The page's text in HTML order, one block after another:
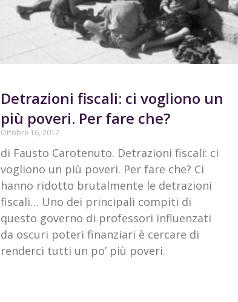
Detrazioni fiscali: ci vogliono un
più poveri. Per fare che?
Ottobre 16, 2012
di Fausto Carotenuto. Detrazioni fiscali: ci
vogliono un più poveri. Per fare che? Ci
hanno ridotto brutalmente le detrazioni
fiscali… Uno dei principali compiti di
questo governo di professori influenzati
da oscuri poteri finanziari è cercare di
renderci tutti un po’ più poveri.